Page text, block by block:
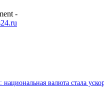
-
валюта стала